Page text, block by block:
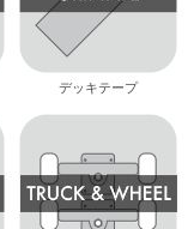
デッキテープ